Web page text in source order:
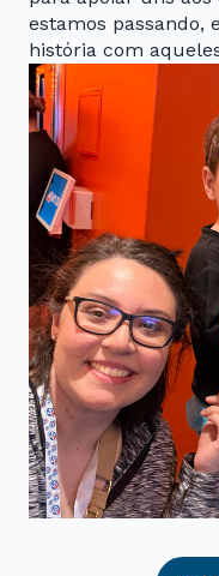
estamos passando,
história com